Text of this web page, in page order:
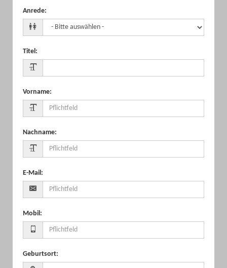
Anrede:
Titel:
Vorname:
Nachname:
E-Mail:
Mobil:
Geburtsort: